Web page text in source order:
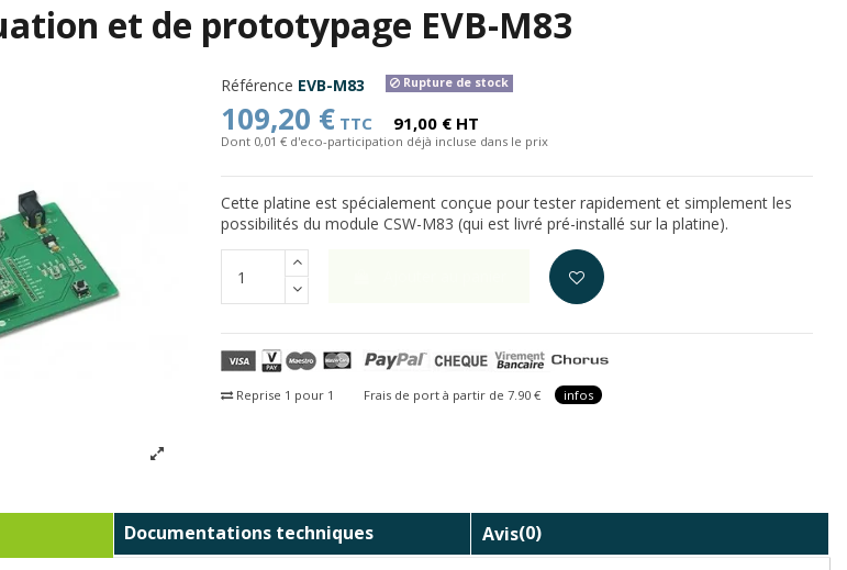
et de prototypage EVB-M83
Référence EVB-M83 Rupture de stock
109,20 € TTC 91,00 € HT
Dont 0,01 € d'eco-participation déjà incluse dans le prix
Cette platine est spécialement conçue pour tester rapidement et simplement les
possibilités du module CSW-M83 (qui est livré pré-installé sur la platine).
Reprise 1 pour 1 Frais de port à partir de 7.90 € infos
Documentations techniques Avis(0)